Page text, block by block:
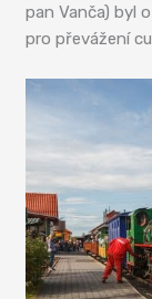
pan Vanča) byl
pro převážení